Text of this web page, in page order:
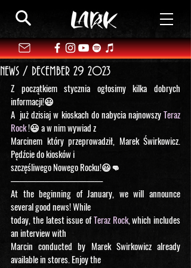
NEWS / DECEMBER 29 2023
Z początkiem stycznia ogłosimy kilka dobrych
informacji!😃
A  już dzisiaj w kioskach do nabycia najnowszy Teraz
Rock !😃 a w nim wywiad z
Marcinem który przeprowadził, Marek Świrkowicz.
Pędźcie do kiosków i
szczęśliwego Nowego Rocku!😃👊
———————————
At the beginning of January, we will announce
several good news! While
today, the latest issue of Teraz Rock, which includes
an interview with
Marcin conducted by Marek Swirkowicz already
available in stores. Enjoy the